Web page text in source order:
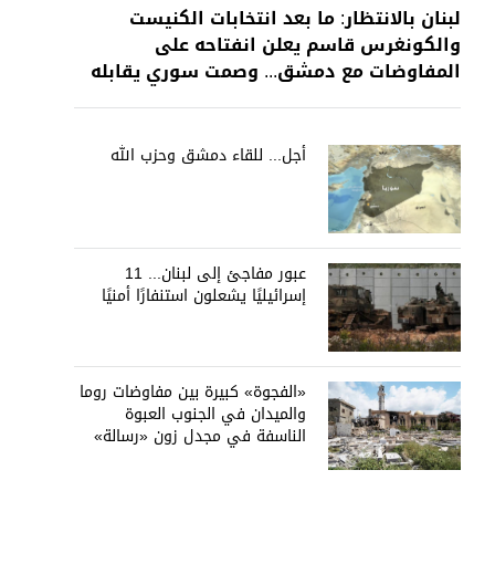
لبنان بالانتظار: ما بعد انتخابات الكنيست
والكونغرس قاسم يعلن انفتاحه على
المفاوضات مع دمشق... وصمت سوري يقابله
أجل... للقاء دمشق وحزب الله
عبور مفاجئ إلى لبنان... 11
إسرائيليًا يشعلون استنفارًا أمنيًا
«الفجوة» كبيرة بين مفاوضات روما
والميدان في الجنوب العبوة
الناسفة في مجدل زون «رسالة»